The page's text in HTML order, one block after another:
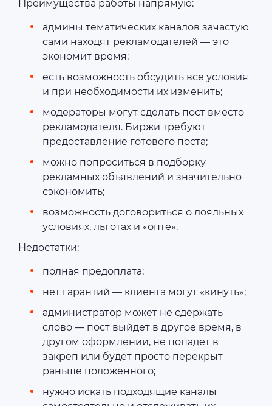
Преимущества работы напрямую:
админы тематических каналов зачастую
сами находят рекламодателей — это
экономит время;
есть возможность обсудить все условия
и при необходимости их изменить;
модераторы могут сделать пост вместо
рекламодателя. Биржи требуют
предоставление готового поста;
можно попроситься в подборку
рекламных объявлений и значительно
сэкономить;
возможность договориться о лояльных
условиях, льготах и «опте».
Недостатки:
полная предоплата;
нет гарантий — клиента могут «кинуть»;
администратор может не сдержать
слово — пост выйдет в другое время, в
другом оформлении, не попадет в
закреп или будет просто перекрыт
раньше положенного;
нужно искать подходящие каналы